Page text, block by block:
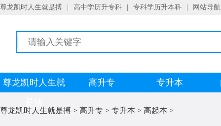
尊龙凯时人生就是搏 高中学历升专科 专科学历升本科 网站导航
尊龙凯时人生就
高升专 专升本
尊龙凯时人生就是搏 > 高升专 > 专升本 > 高起本 >